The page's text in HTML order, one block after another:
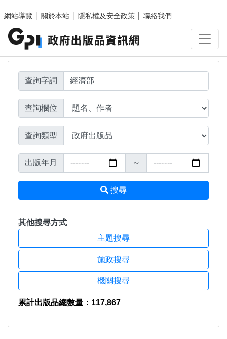
網站導覽
關於本站 隱私權及安全政策 聯絡我們
搜尋結果頁面
查詢字詞
查詢欄位
查詢類型
出版年月 ～
搜尋
其他搜尋方式
主題搜尋
施政搜尋
機關搜尋
累計出版品總數量：117,867